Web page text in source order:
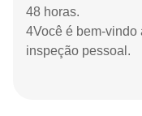
48 horas.
4Você é bem-vindo
inspeção pessoal.